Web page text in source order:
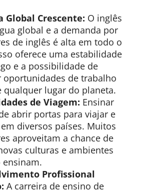
Global Crescente: O inglês
global e a demanda por
de inglês é alta em todo o
oferece uma estabilidade
e a possibilidade de
oportunidades de trabalho
qualquer lugar do planeta.
de Viagem: Ensinar
abrir portas para viajar e
diversos países. Muitos
aproveitam a chance de
culturas e ambientes
Profissional
A carreira de ensino de